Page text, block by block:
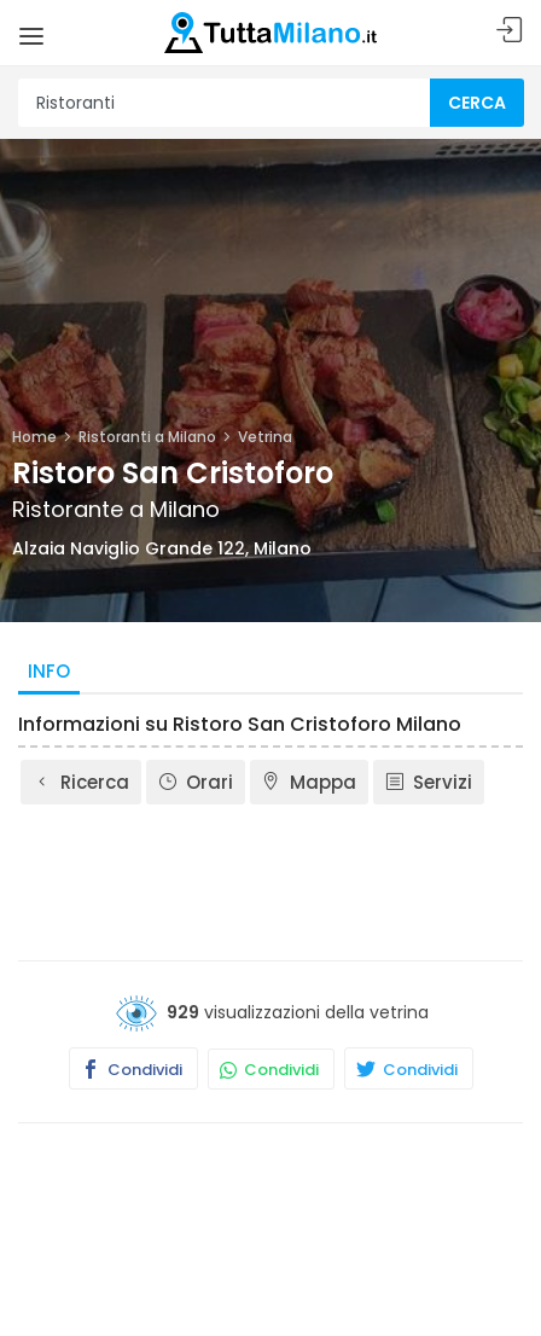
CERCA
Home Ristoranti a Milano Vetrina
Ristoro San Cristoforo
Ristorante a Milano
Alzaia Naviglio Grande 122, Milano
INFO
Informazioni su Ristoro San Cristoforo Milano
Ricerca Orari Mappa Servizi
929 visualizzazioni della vetrina
Condividi Condividi Condividi